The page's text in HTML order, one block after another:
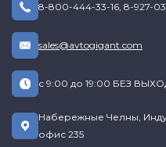
8-800-444-33-16, 8-927-
sales@avtogigant.com
с 9:00 до 19:00 БЕЗ
Набережные Челны,
офис 235